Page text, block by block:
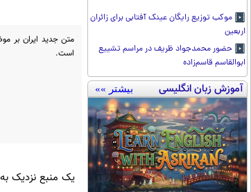
موکب توزیع رایگان عینک آفتابی برای زائران
اربعین
حضور محمدجواد ظریف در مراسم تشییع
ابوالقاسم قاسم‌زاده
آموزش زبان انگلیسی بیشتر »»
متن جدید ایران بر
است.